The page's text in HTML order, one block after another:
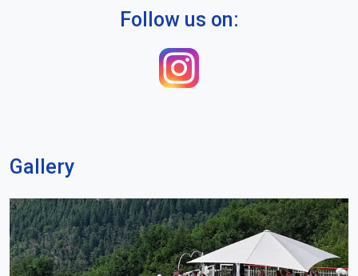
Follow us on:
Gallery